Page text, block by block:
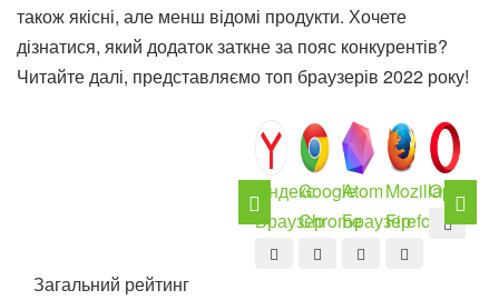
також якісні, але менш відомі продукти. Хочете
дізнатися, який додаток заткне за пояс конкурентів?
Читайте далі, представляємо топ браузерів 2022 року!
Яндекс
Браузер
Google
Chrome
Atom
Браузер
Mozilla
Firefox
Opera
Загальний рейтинг